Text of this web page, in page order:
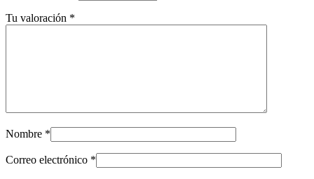
Tu valoración *
Nombre *
Correo electrónico *